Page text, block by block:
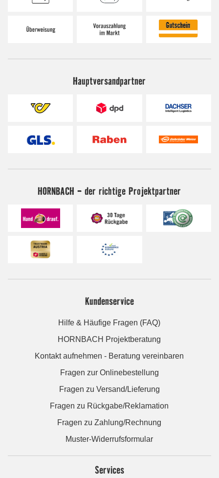
Hauptversandpartner
HORNBACH - der richtige Projektpartner
Kundenservice
Hilfe & Häufige Fragen (FAQ)
HORNBACH Projektberatung
Kontakt aufnehmen - Beratung vereinbaren
Fragen zur Onlinebestellung
Fragen zu Versand/Lieferung
Fragen zu Rückgabe/Reklamation
Fragen zu Zahlung/Rechnung
Muster-Widerrufsformular
Services